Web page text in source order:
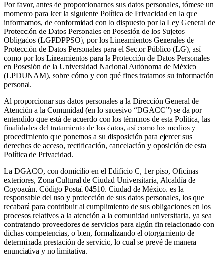
Por favor, antes de proporcionarnos sus datos personales, tómese un
momento para leer la siguiente Política de Privacidad en la que
informamos, de conformidad con lo dispuesto por la Ley General de
Protección de Datos Personales en Posesión de los Sujetos
Obligados (LGPDPPSO), por los Lineamientos Generales de
Protección de Datos Personales para el Sector Público (LG), así
como por los Lineamientos para la Protección de Datos Personales
en Posesión de la Universidad Nacional Autónoma de México
(LPDUNAM), sobre cómo y con qué fines tratamos su información
personal.
Al proporcionar sus datos personales a la Dirección General de
Atención a la Comunidad (en lo sucesivo “DGACO”) se da por
entendido que está de acuerdo con los términos de esta Política, las
finalidades del tratamiento de los datos, así como los medios y
procedimiento que ponemos a su disposición para ejercer sus
derechos de acceso, rectificación, cancelación y oposición de esta
Política de Privacidad.
La DGACO, con domicilio en el Edificio C, 1er piso, Oficinas
exteriores, Zona Cultural de Ciudad Universitaria, Alcaldía de
Coyoacán, Código Postal 04510, Ciudad de México, es la
responsable del uso y protección de sus datos personales, los que
recabará para contribuir al cumplimiento de sus obligaciones en los
procesos relativos a la atención a la comunidad universitaria, ya sea
contratando proveedores de servicios para algún fin relacionado con
dichas competencias, o bien, formalizando el otorgamiento de
determinada prestación de servicio, lo cual se prevé de manera
enunciativa y no limitativa.